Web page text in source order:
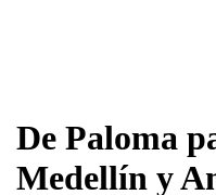
De Paloma
Medellín y